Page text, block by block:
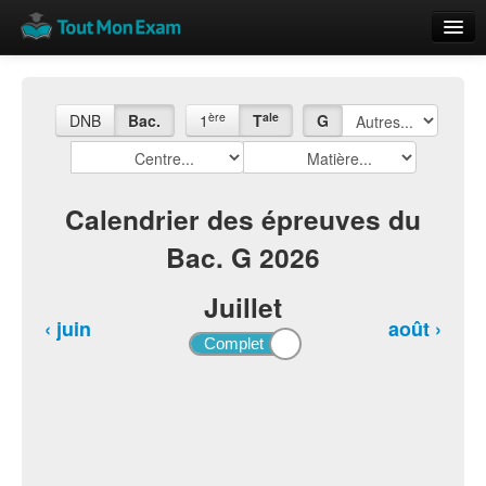
Vue globale
Rajouter
DNB Bac. 1 ère Tale G
Calendrier des épreuves du
Bac. G 2026
Juillet
‹ juin août ›